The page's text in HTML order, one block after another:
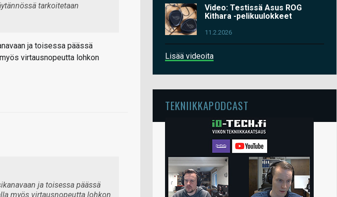
tarkoitetaan
ja toisessa päässä
virtausnopeutta lohkon
ja toisessa päässä
myös virtausnopeutta lohkon
Video: Testissä Asus ROG
Kithara -pelikuulokkeet
11.2.2026
Lisää videoita
TEKNIIKKAPODCAST